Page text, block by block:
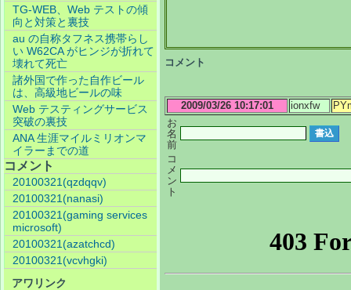
コメント
2009/03/26 10:17:01 ionxfw
お
名
前
コ
メ
ン
ト
TG-WEB、Web テストの傾
向と対策と裏技
au の自称タフネス携帯らし
い W62CA がヒンジが折れて
壊れて死亡
諸外国で作った自作ビール
は、高級地ビールの味
Web テスティングサービス
突破の裏技
ANA 生涯マイルミリオンマ
イラーまでの道
コメント
20100321(qzdqqv)
20100321(nanasi)
20100321(gaming services
microsoft)
20100321(azatchcd)
20100321(vcvhgki)
アワリンク